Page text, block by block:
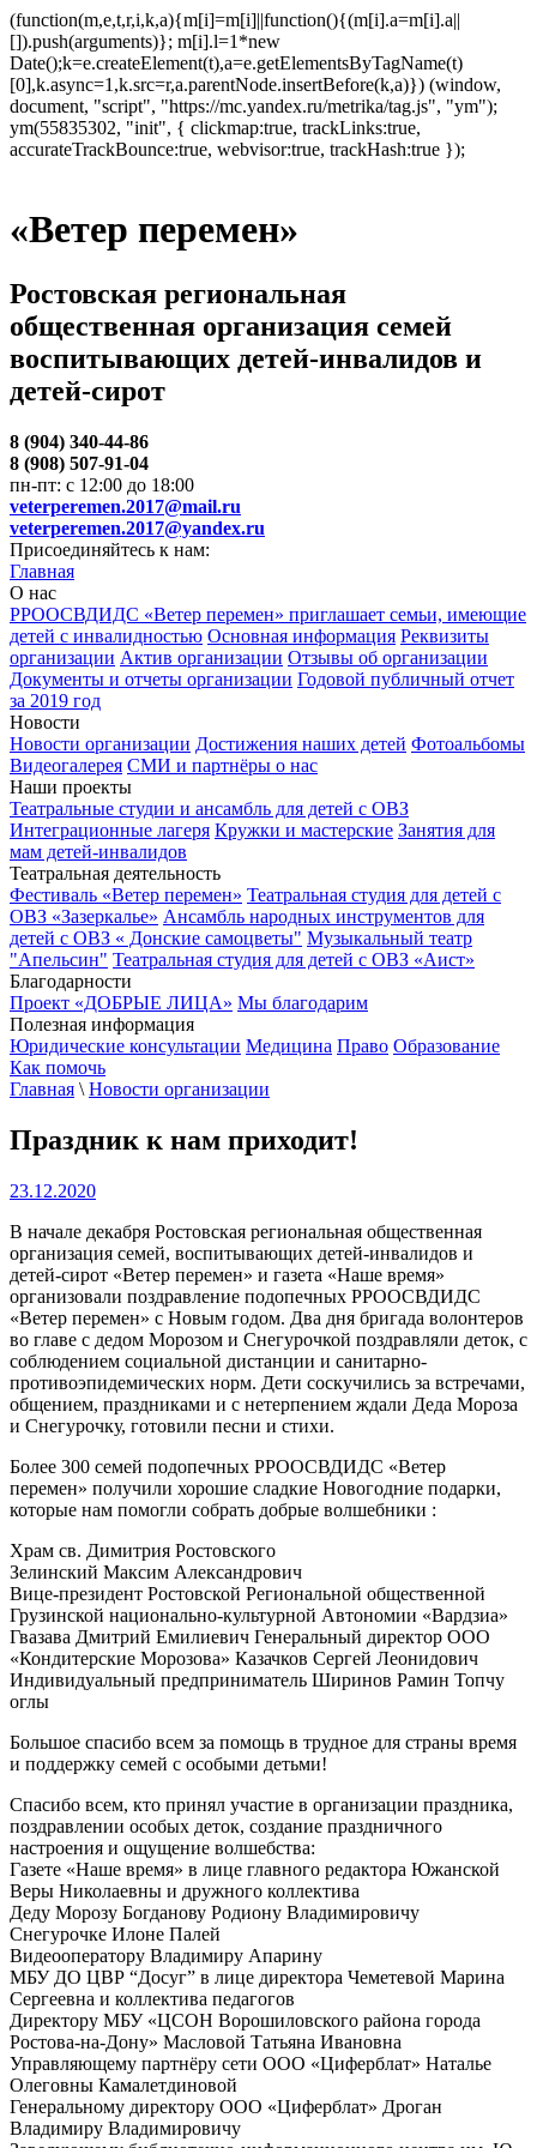
(function(m,e,t,r,i,k,a){m[i]=m[i]||function(){(m[i].a=m[i].a||
[]).push(arguments)}; m[i].l=1*new
Date();k=e.createElement(t),a=e.getElementsByTagName(t)
[0],k.async=1,k.src=r,a.parentNode.insertBefore(k,a)}) (window,
document, "script", "https://mc.yandex.ru/metrika/tag.js", "ym");
ym(55835302, "init", { clickmap:true, trackLinks:true,
accurateTrackBounce:true, webvisor:true, trackHash:true });
«Ветер перемен»
Ростовская региональная
общественная организация семей
воспитывающих детей-инвалидов и
детей-сирот
8 (904) 340-44-86
8 (908) 507-91-04
пн-пт: с 12:00 до 18:00
veterperemen.2017@mail.ru
veterperemen.2017@yandex.ru
Присоединяйтесь к нам:
Главная
О нас
РРООСВДИДС «Ветер перемен» приглашает семьи, имеющие
детей с инвалидностью Основная информация Реквизиты
организации Актив организации Отзывы об организации
Документы и отчеты организации Годовой публичный отчет
за 2019 год
Новости
Новости организации Достижения наших детей Фотоальбомы
Видеогалерея СМИ и партнёры о нас
Наши проекты
Театральные студии и ансамбль для детей с ОВЗ
Интеграционные лагеря Кружки и мастерские Занятия для
мам детей-инвалидов
Театральная деятельность
Фестиваль «Ветер перемен» Театральная студия для детей с
ОВЗ «Зазеркалье» Ансамбль народных инструментов для
детей с ОВЗ « Донские самоцветы" Музыкальный театр
"Апельсин" Театральная студия для детей с ОВЗ «Аист»
Благодарности
Проект «ДОБРЫЕ ЛИЦА» Мы благодарим
Полезная информация
Юридические консультации Медицина Право Образование
Как помочь
Главная \ Новости организации
Праздник к нам приходит!
23.12.2020
В начале декабря Ростовская региональная общественная
организация семей, воспитывающих детей-инвалидов и
детей-сирот «Ветер перемен» и газета «Наше время»
организовали поздравление подопечных РРООСВДИДС
«Ветер перемен» с Новым годом. Два дня бригада волонтеров
во главе с дедом Морозом и Снегурочкой поздравляли деток, с
соблюдением социальной дистанции и санитарно-
противоэпидемических норм. Дети соскучились за встречами,
общением, праздниками и с нетерпением ждали Деда Мороза
и Снегурочку, готовили песни и стихи.
Более 300 семей подопечных РРООСВДИДС «Ветер
перемен» получили хорошие сладкие Новогодние подарки,
которые нам помогли собрать добрые волшебники :
Храм св. Димитрия Ростовского
Зелинский Максим Александрович
Вице-президент Ростовской Региональной общественной
Грузинской национально-культурной Автономии «Вардзиа»
Гвазава Дмитрий Емилиевич Генеральный директор ООО
«Кондитерские Морозова» Казачков Сергей Леонидович
Индивидуальный предприниматель Ширинов Рамин Топчу
оглы
Большое спасибо всем за помощь в трудное для страны время
и поддержку семей с особыми детьми!
Спасибо всем, кто принял участие в организации праздника,
поздравлении особых деток, создание праздничного
настроения и ощущение волшебства:
Газете «Наше время» в лице главного редактора Южанской
Веры Николаевны и дружного коллектива
Деду Морозу Богданову Родиону Владимировичу
Снегурочке Илоне Палей
Видеооператору Владимиру Апарину
МБУ ДО ЦВР “Досуг” в лице директора Чеметевой Марина
Сергеевна и коллектива педагогов
Директору МБУ «ЦСОН Ворошиловского района города
Ростова-на-Дону» Масловой Татьяна Ивановна
Управляющему партнёру сети ООО «Циферблат» Наталье
Олеговны Камалетдиновой
Генеральному директору ООО «Циферблат» Дроган
Владимиру Владимировичу